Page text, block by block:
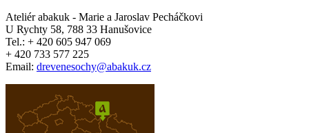
Ateliérabakuk - Marie a Jaroslav Pecháčkovi
U Rychty 58, 788 33 Hanušovice
Tel.: + 420 605 947 069
+ 420 733 577 225
Email: drevenesochy@abakuk.cz